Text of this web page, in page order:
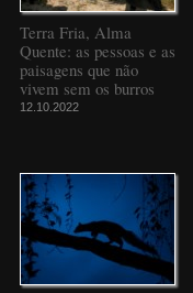
Terra Fria, Alma
Quente: as pessoas e as
paisagens que não
vivem sem os burros
12.10.2022